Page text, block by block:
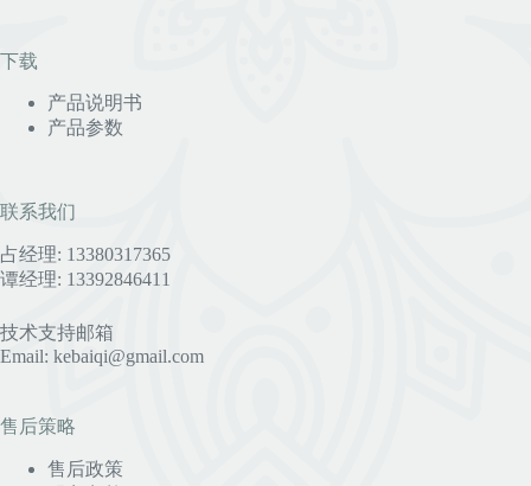
下载
产品说明书
产品参数
联系我们
占经理: 13380317365
谭经理: 13392846411
技术支持邮箱
Email: kebaiqi@gmail.com
售后策略
售后政策